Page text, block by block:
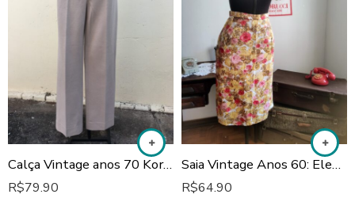
Calça Vintage anos 70 Korrigan
R$79.90
Saia Vintage Anos 60: Elegância Floral em Cetim de Algodão
R$64.90